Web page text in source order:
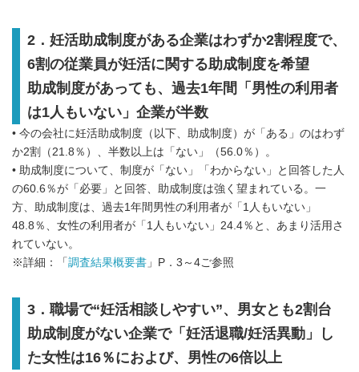
2．妊活助成制度がある企業はわずか2割程度で、
6割の従業員が妊活に関する助成制度を希望
助成制度があっても、過去1年間「男性の利用者
は1人もいない」企業が半数
• 今の会社に妊活助成制度（以下、助成制度）が「ある」のはわず
か2割（21.8％）、半数以上は「ない」（56.0％）。
• 助成制度について、制度が「ない」「わからない」と回答した人
の60.6％が「必要」と回答、助成制度は強く望まれている。一
方、助成制度は、過去1年間男性の利用者が「1人もいない」
48.8％、女性の利用者が「1人もいない」24.4％と、あまり活用さ
れていない。
※詳細：「 調査結果概要書 」P．3～4ご参照
3．職場で“妊活相談しやすい”、男女とも2割台
助成制度がない企業で「妊活退職/妊活異動」し
た女性は16％におよび、男性の6倍以上